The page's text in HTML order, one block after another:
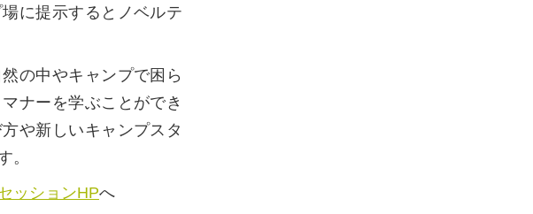
に提示するとノベルテ
の中やキャンプで困ら
ナーを学ぶことができ
や新しいキャンプスタ
。
ッションHPへ